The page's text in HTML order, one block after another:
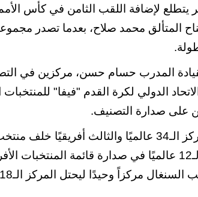
لإضافة اللقب الثامن في كأس الأمم
المتألق محمد صلاح، بعدما تصدر
المدرب حسام حسن، مركزين في
الدولي لكرة القدم "فيفا" للمنتخبات
على صدارة التصنيف.
احتل منتخب مصر المركز الـ34 عالميًا والثالث أفريقيًا
الذي احتفظ بالمركز الـ12 عالميًا في صدارة قائمة
يتدفقون على بورسعيد
في عطلة أسبوعية استثنائية
محافظ
بمشروع